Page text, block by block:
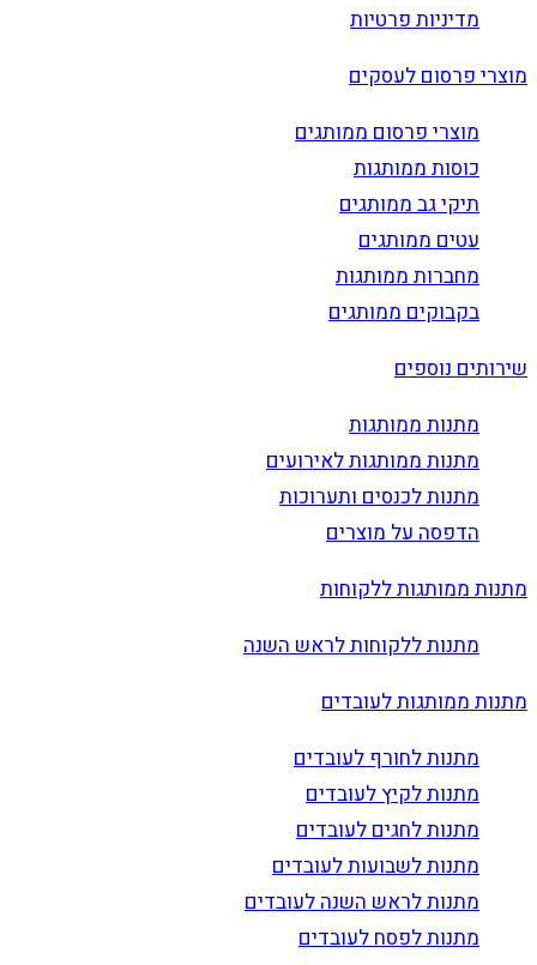
מדיניות פרטיות
מוצרי פרסום לעסקים
מוצרי פרסום ממותגים
כוסות ממותגות
תיקי גב ממותגים
עטים ממותגים
מחברות ממותגות
בקבוקים ממותגים
שירותים נוספים
מתנות ממותגות
מתנות ממותגות לאירועים
מתנות לכנסים ותערוכות
הדפסה על מוצרים
מתנות ממותגות ללקוחות
מתנות ללקוחות לראש השנה
מתנות ממותגות לעובדים
מתנות לחורף לעובדים
מתנות לקיץ לעובדים
מתנות לחגים לעובדים
מתנות לשבועות לעובדים
מתנות לראש השנה לעובדים
מתנות לפסח לעובדים